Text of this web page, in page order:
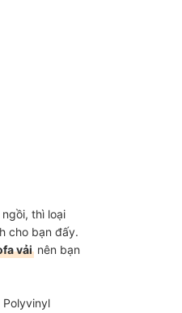
thì loại
cho bạn đấy.
vải nên bạn